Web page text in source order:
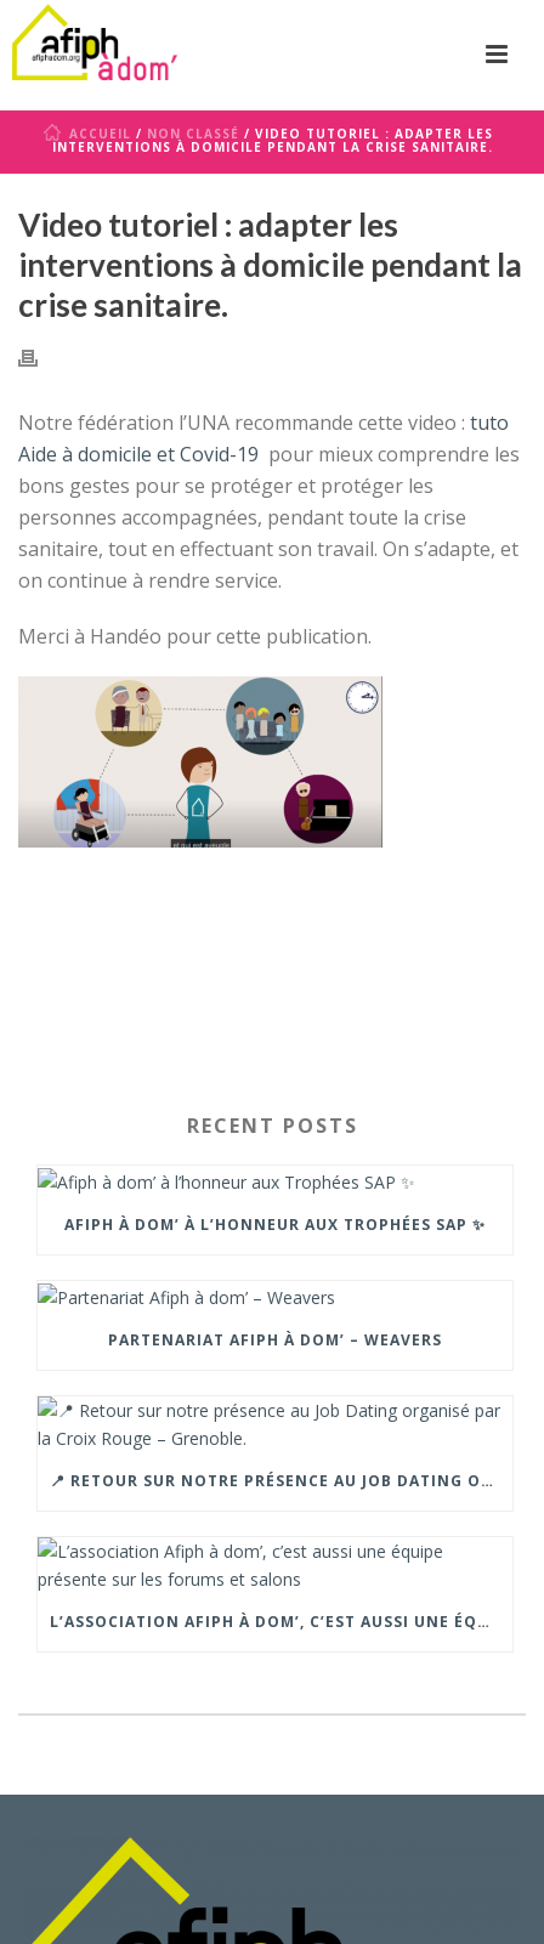
ACCUEIL / NON CLASSÉ / VIDEO TUTORIEL : ADAPTER LES
INTERVENTIONS À DOMICILE PENDANT LA CRISE SANITAIRE.
Video tutoriel : adapter les
interventions à domicile pendant la
crise sanitaire.
Notre fédération l’UNA recommande cette video : tuto
Aide à domicile et Covid-19 pour mieux comprendre les
bons gestes pour se protéger et protéger les
personnes accompagnées, pendant toute la crise
sanitaire, tout en effectuant son travail. On s’adapte, et
on continue à rendre service.
Merci à Handéo pour cette publication.
RECENT POSTS
AFIPH À DOM’ À L’HONNEUR AUX TROPHÉES SAP ✨
PARTENARIAT AFIPH À DOM’ – WEAVERS
📍 RETOUR SUR NOTRE PRÉSENCE AU JOB DATING ORGANISÉ PAR LA CROIX ROUGE – GRENOBLE.
L’ASSOCIATION AFIPH À DOM’, C’EST AUSSI UNE ÉQUIPE PRÉSENTE SUR LES FORUMS ET SALONS